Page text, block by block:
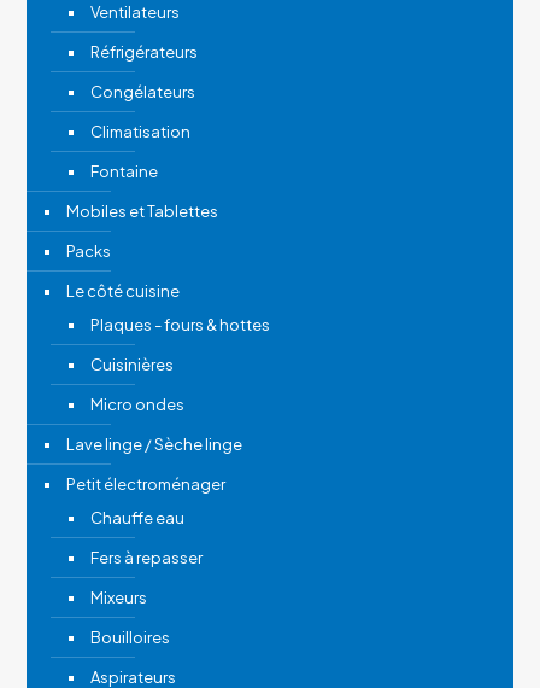
Ventilateurs
Réfrigérateurs
Congélateurs
Climatisation
Fontaine
Mobiles et Tablettes
Packs
Le côté cuisine
Plaques - fours & hottes
Cuisinières
Micro ondes
Lave linge / Sèche linge
Petit électroménager
Chauffe eau
Fers à repasser
Mixeurs
Bouilloires
Aspirateurs